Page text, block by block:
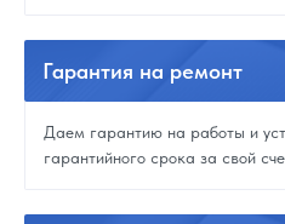
Гарантия на ремонт
Даем гарантию на работы и
гарантийного срока за свой